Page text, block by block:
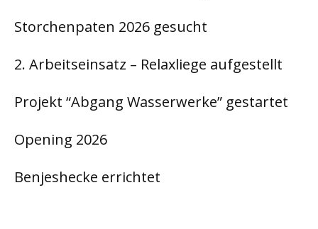
Storchenpaten 2026 gesucht
2. Arbeitseinsatz – Relaxliege aufgestellt
Projekt “Abgang Wasserwerke” gestartet
Opening 2026
Benjeshecke errichtet